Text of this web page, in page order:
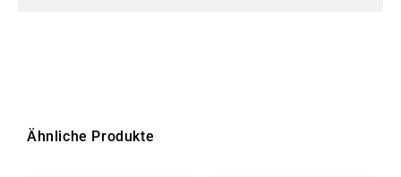
Ähnliche Produkte